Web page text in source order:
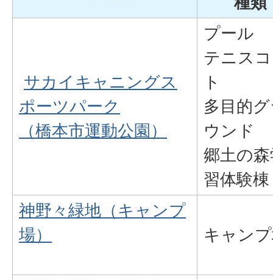
サカイキャニングス
ポーツパーク
（橋本市運動公園）
プール
テニス
ト
多目的
ウンド
郷土の
習体験棟
神野々緑地（キャンプ
場）
キャン